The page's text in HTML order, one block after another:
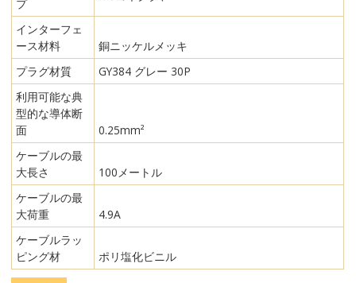
プ
インターフェ
ース材料
銅ニッケルメッキ
プラグ材質
GY384 グレー 30P
利用可能な典
型的な導体断
面
0.25mm²
ケーブルの最
大長さ
100メートル
ケーブルの最
大荷重
4.9A
ケーブルラッ
ピング材
ポリ塩化ビニル